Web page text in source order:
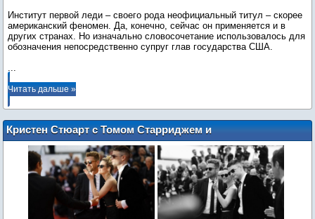
Институт первой леди – своего рода неофициальный титул – скорее
американский феномен. Да, конечно, сейчас он применяется и в
других странах. Но изначально словосочетание использовалось для
...
Читать дальше »
Кристен Стюарт с Томом Старриджем и
Скоттом Спидманом на красной
ковровой дорожке по случаю 75-летия
Международного Каннского
кинофестиваля